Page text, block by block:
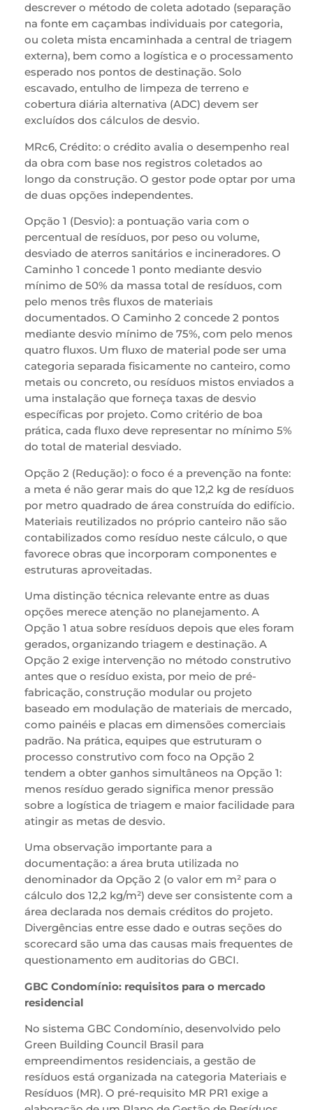
descrever o método de coleta adotado (separação
na fonte em caçambas individuais por categoria,
ou coleta mista encaminhada a central de triagem
externa), bem como a logística e o processamento
esperado nos pontos de destinação. Solo
escavado, entulho de limpeza de terreno e
cobertura diária alternativa (ADC) devem ser
excluídos dos cálculos de desvio.
MRc6, Crédito: o crédito avalia o desempenho real
da obra com base nos registros coletados ao
longo da construção. O gestor pode optar por uma
de duas opções independentes.
Opção 1 (Desvio): a pontuação varia com o
percentual de resíduos, por peso ou volume,
desviado de aterros sanitários e incineradores. O
Caminho 1 concede 1 ponto mediante desvio
mínimo de 50% da massa total de resíduos, com
pelo menos três fluxos de materiais
documentados. O Caminho 2 concede 2 pontos
mediante desvio mínimo de 75%, com pelo menos
quatro fluxos. Um fluxo de material pode ser uma
categoria separada fisicamente no canteiro, como
metais ou concreto, ou resíduos mistos enviados a
uma instalação que forneça taxas de desvio
específicas por projeto. Como critério de boa
prática, cada fluxo deve representar no mínimo 5%
do total de material desviado.
Opção 2 (Redução): o foco é a prevenção na fonte:
a meta é não gerar mais do que 12,2 kg de resíduos
por metro quadrado de área construída do edifício.
Materiais reutilizados no próprio canteiro não são
contabilizados como resíduo neste cálculo, o que
favorece obras que incorporam componentes e
estruturas aproveitadas.
Uma distinção técnica relevante entre as duas
opções merece atenção no planejamento. A
Opção 1 atua sobre resíduos depois que eles foram
gerados, organizando triagem e destinação. A
Opção 2 exige intervenção no método construtivo
antes que o resíduo exista, por meio de pré-
fabricação, construção modular ou projeto
baseado em modulação de materiais de mercado,
como painéis e placas em dimensões comerciais
padrão. Na prática, equipes que estruturam o
processo construtivo com foco na Opção 2
tendem a obter ganhos simultâneos na Opção 1:
menos resíduo gerado significa menor pressão
sobre a logística de triagem e maior facilidade para
atingir as metas de desvio.
Uma observação importante para a
documentação: a área bruta utilizada no
denominador da Opção 2 (o valor em m² para o
cálculo dos 12,2 kg/m²) deve ser consistente com a
área declarada nos demais créditos do projeto.
Divergências entre esse dado e outras seções do
scorecard são uma das causas mais frequentes de
questionamento em auditorias do GBCI.
GBC Condomínio: requisitos para o mercado
residencial
No sistema GBC Condomínio, desenvolvido pelo
Green Building Council Brasil para
empreendimentos residenciais, a gestão de
resíduos está organizada na categoria Materiais e
Resíduos (MR). O pré-requisito MR PR1 exige a